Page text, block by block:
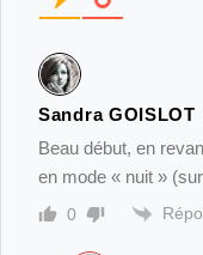
Sandra GOISLOT
Beau début, en
en mode « nuit »
0